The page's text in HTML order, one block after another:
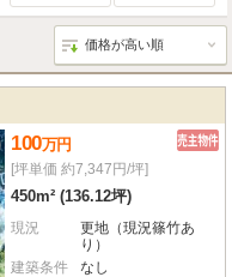
100万円
[坪単価 約7,347円/坪]
450m² (136.12坪)
現況
更地（現況篠竹あ
り）
建築条件
なし